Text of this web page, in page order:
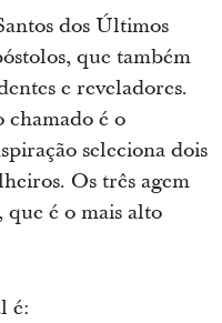
dos Últimos
que também
e reveladores.
chamado é o
seleciona dois
Os três agem
é o mais alto
é: